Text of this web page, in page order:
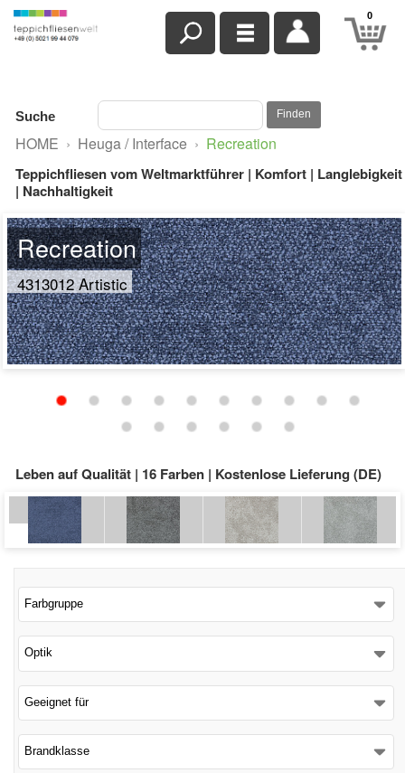
0
Suche Finden
HOME › Heuga / Interface › Recreation
Teppichfliesen vom Weltmarktführer | Komfort | Langlebigkeit
| Nachhaltigkeit
Recreation
4313012 Artistic
Leben auf Qualität | 16 Farben | Kostenlose Lieferung (DE)
Farbgruppe
Optik
Geeignet für
Brandklasse